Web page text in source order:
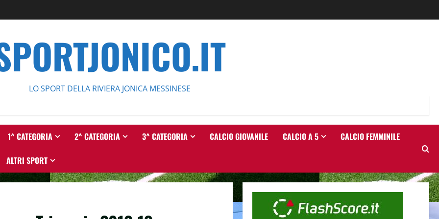
LO SPORT DELLA RIVIERA JONICA MESSINESE
1^ CATEGORIA 2^ CATEGORIA 3^ CATEGORIA CALCIO GIOVANILE CALCIO A 5 CALCIO FEMMINILE
ALTRI SPORT